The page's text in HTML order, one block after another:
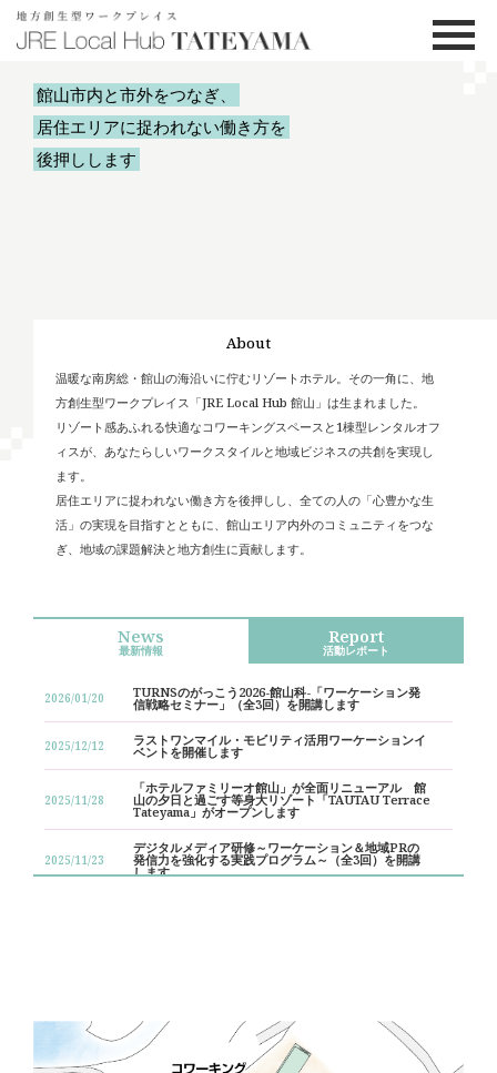
館山市ワーケーシ
館山市内と市外をつなぎ、
居住エリアに捉われない働き方を
後押しします
About
温暖な南房総・館山の海沿いに佇むリゾートホテル。その一角に、地
方創生型ワークプレイス「JRE Local Hub 館山」は生まれました。
リゾート感あふれる快適なコワーキングスペースと1棟型レンタルオフ
ィスが、あなたらしいワークスタイルと地域ビジネスの共創を実現し
ます。
居住エリアに捉われない働き方を後押しし、全ての人の「心豊かな生
活」の実現を目指すとともに、館山エリア内外のコミュニティをつな
ぎ、地域の課題解決と地方創生に貢献します。
News
最新情報
Report
活動レポート
2026/01/20 TURNSのがっこう2026-館山科-「ワーケーション発
信戦略セミナー」（全3回）を開講します
2025/12/12 ラストワンマイル・モビリティ活用ワーケーションイ
ベントを開催します
2025/11/28
「ホテルファミリーオ館山」が全面リニューアル 館
山の夕日と過ごす等身大リゾート「TAUTAU Terrace
Tateyama」がオープンします
2025/11/23
デジタルメディア研修～ワーケーション＆地域PRの
発信力を強化する実践プログラム～（全3回）を開講
します
2024/03/06 TURNSのがっこう-館山科- 第3回「自分らしい働き方
を見つける」を開講します